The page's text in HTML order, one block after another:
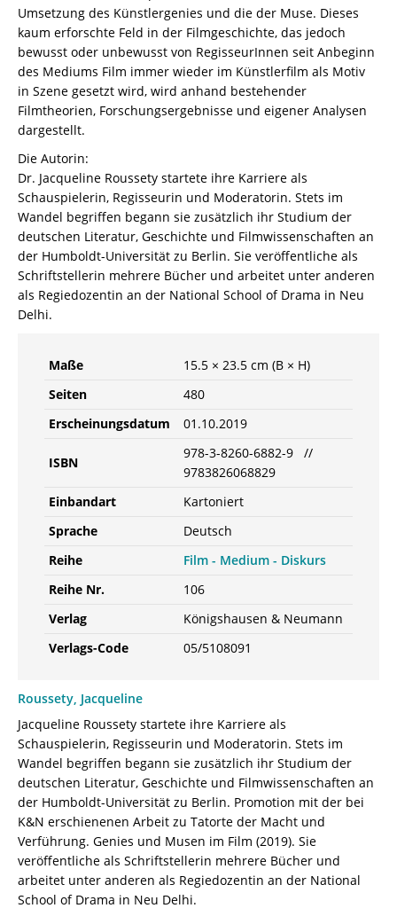
Umsetzung des Künstlergenies und die der Muse. Dieses
kaum erforschte Feld in der Filmgeschichte, das jedoch
bewusst oder unbewusst von RegisseurInnen seit Anbeginn
des Mediums Film immer wieder im Künstlerfilm als Motiv
in Szene gesetzt wird, wird anhand bestehender
Filmtheorien, Forschungsergebnisse und eigener Analysen
dargestellt.
Die Autorin:
Dr. Jacqueline Roussety startete ihre Karriere als
Schauspielerin, Regisseurin und Moderatorin. Stets im
Wandel begriffen begann sie zusätzlich ihr Studium der
deutschen Literatur, Geschichte und Filmwissenschaften an
der Humboldt-Universität zu Berlin. Sie veröffentliche als
Schriftstellerin mehrere Bücher und arbeitet unter anderen
als Regiedozentin an der National School of Drama in Neu
Delhi.
Maße
15.5 × 23.5 cm (B × H)
Seiten
480
Erscheinungsdatum
01.10.2019
ISBN
978-3-8260-6882-9 //
9783826068829
Einbandart
Kartoniert
Sprache
Deutsch
Reihe
Film - Medium - Diskurs
Reihe Nr.
106
Verlag
Königshausen & Neumann
Verlags-Code
05/5108091
Roussety, Jacqueline
Jacqueline Roussety startete ihre Karriere als
Schauspielerin, Regisseurin und Moderatorin. Stets im
Wandel begriffen begann sie zusätzlich ihr Studium der
deutschen Literatur, Geschichte und Filmwissenschaften an
der Humboldt-Universität zu Berlin. Promotion mit der bei
K&N erschienenen Arbeit zu Tatorte der Macht und
Verführung. Genies und Musen im Film (2019). Sie
veröffentliche als Schriftstellerin mehrere Bücher und
arbeitet unter anderen als Regiedozentin an der National
School of Drama in Neu Delhi.